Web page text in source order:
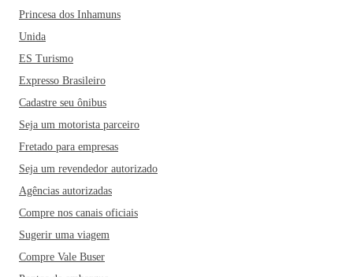
Princesa dos Inhamuns
Unida
ES Turismo
Expresso Brasileiro
Cadastre seu ônibus
Seja um motorista parceiro
Fretado para empresas
Seja um revendedor autorizado
Agências autorizadas
Compre nos canais oficiais
Sugerir uma viagem
Compre Vale Buser